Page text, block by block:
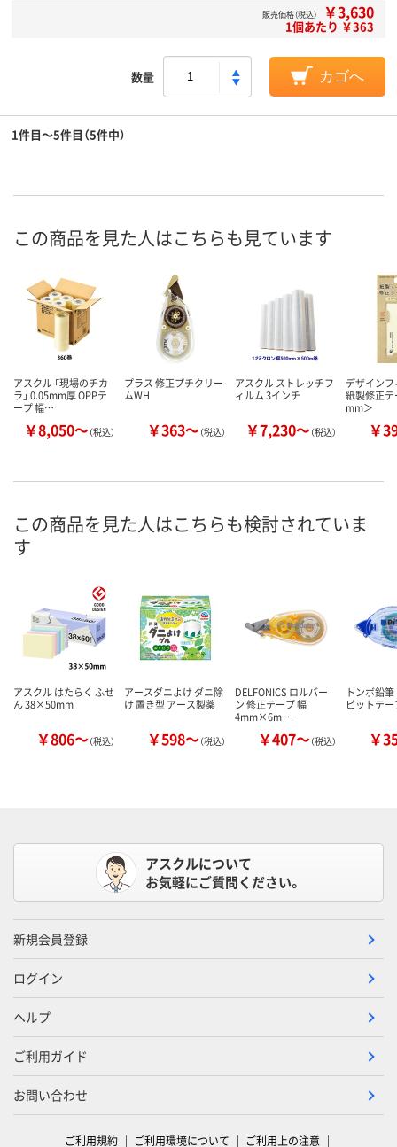
販売価格（税込） ￥3,630
1個あたり ￥363
数量 カゴへ
1件目～5件目（5件中）
この商品を見た人はこちらも見ています
アスクル 「現場のチカ
ラ」 0.05mm厚 OPPテ
ープ 幅…
￥8,050～（税込）
プラス 修正プチクリー
ムWH
￥363～（税込）
アスクル ストレッチフ
ィルム 3インチ
￥7,230～（税込）
デザイン
紙製修正
mm＞
￥
この商品を見た人はこちらも検討されていま
す
アスクル はたらく ふせ
ん 38×50mm
￥806～（税込）
アースダニよけ ダニ除
け 置き型 アース製薬
￥598～（税込）
DELFONICS ロルバー
ン 修正テープ 幅
4mm×6m …
￥407～（税込）
トンボ鉛
ピットテ
￥
アスクルについて
お気軽にご質問ください。
新規会員登録
ログイン
ヘルプ
ご利用ガイド
お問い合わせ
ご利用規約 ご利用環境について ご利用上の注意